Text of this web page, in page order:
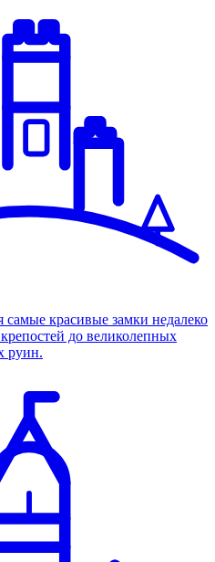
самые красивые замки недалеко
до великолепных
руин.